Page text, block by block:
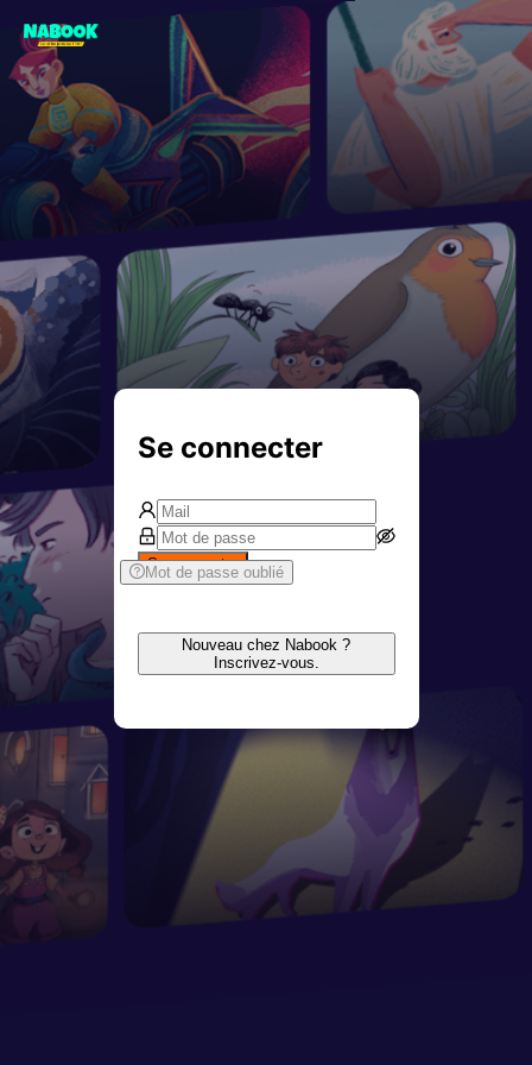
Se connecter
Se connecter
Mot de passe oublié
Nouveau chez Nabook ?
Inscrivez-vous.